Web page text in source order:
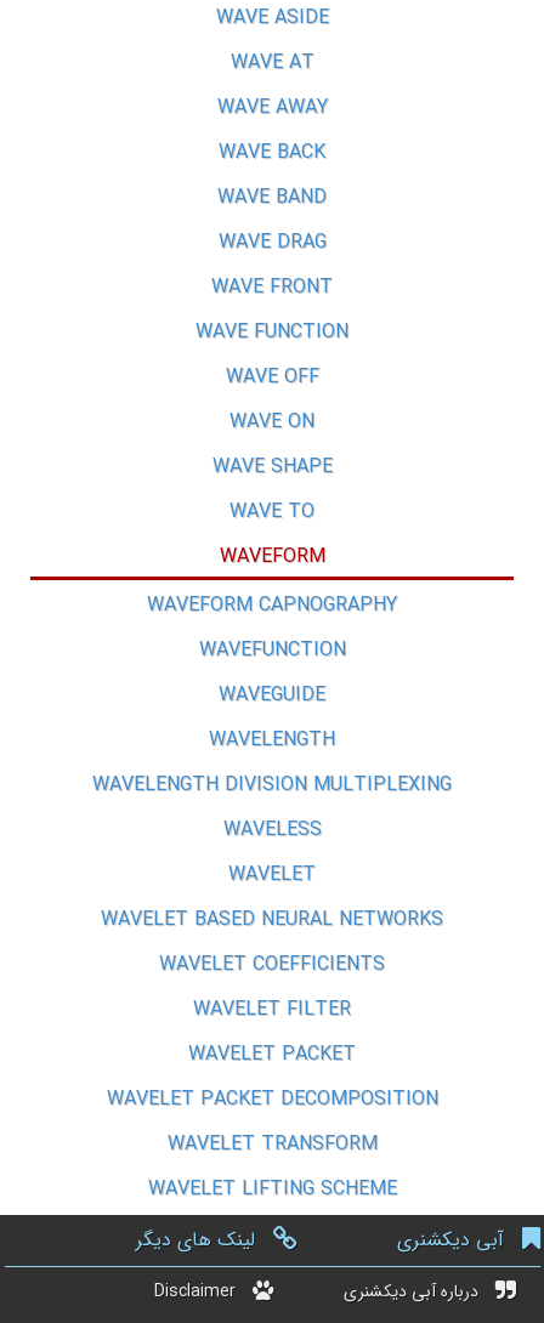
WAVE ASIDE
WAVE AT
WAVE AWAY
WAVE BACK
WAVE BAND
WAVE DRAG
WAVE FRONT
WAVE FUNCTION
WAVE OFF
WAVE ON
WAVE SHAPE
WAVE TO
WAVEFORM
WAVEFORM CAPNOGRAPHY
WAVEFUNCTION
WAVEGUIDE
WAVELENGTH
WAVELENGTH DIVISION MULTIPLEXING
WAVELESS
WAVELET
WAVELET BASED NEURAL NETWORKS
WAVELET COEFFICIENTS
WAVELET FILTER
WAVELET PACKET
WAVELET PACKET DECOMPOSITION
WAVELET TRANSFORM
WAVELET LIFTING SCHEME
آبی دیکشنری
درباره آبی دیکشنری
لینک های دیگر
Disclaimer